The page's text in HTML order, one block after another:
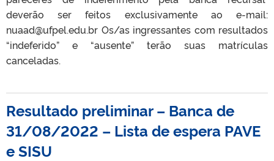
deverão ser feitos exclusivamente ao e-mail:
nuaad@ufpel.edu.br Os/as ingressantes com resultados
“indeferido” e “ausente” terão suas matrículas
canceladas.
Resultado preliminar – Banca de
31/08/2022 – Lista de espera PAVE
e SISU